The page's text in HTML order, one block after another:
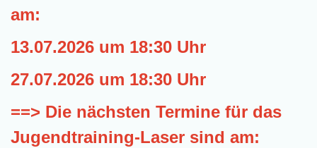
am:
13.07.2026 um 18:30 Uhr
27.07.2026 um 18:30 Uhr
==> Die nächsten Termine für das
Jugendtraining-Laser sind am: